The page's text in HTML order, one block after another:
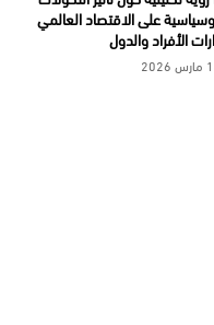
على الاقتصاد العالمي
الأفراد والدول